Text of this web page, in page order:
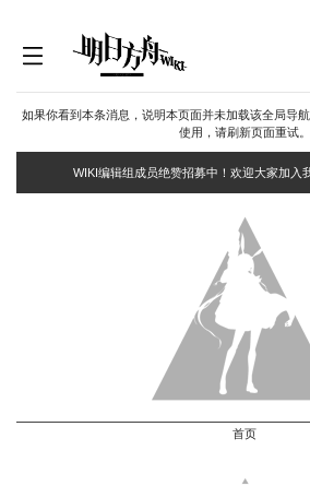
如果你看到本条消息，说明本页面并未加载该全局导
使用，请刷新页面重试。
WIKI编辑组成员绝赞招募中！欢迎大家加入
首页